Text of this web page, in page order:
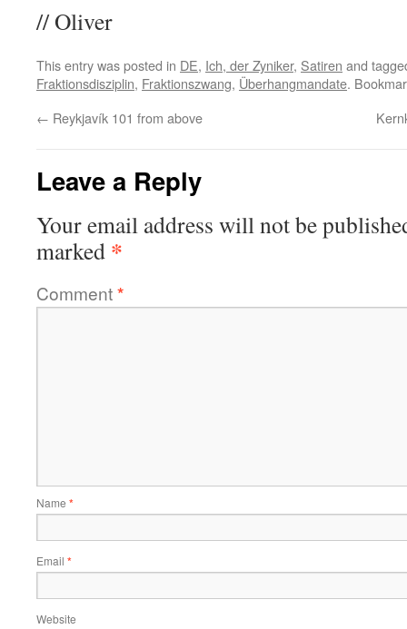
// Oliver
This entry was posted in DE, Ich, der Zyniker, Satiren and
Fraktionsdisziplin, Fraktionszwang, Überhangmandate.
← Reykjavík 101 from above
Leave a Reply
Your email address will not be
marked *
Comment*
Name *
Email *
Website